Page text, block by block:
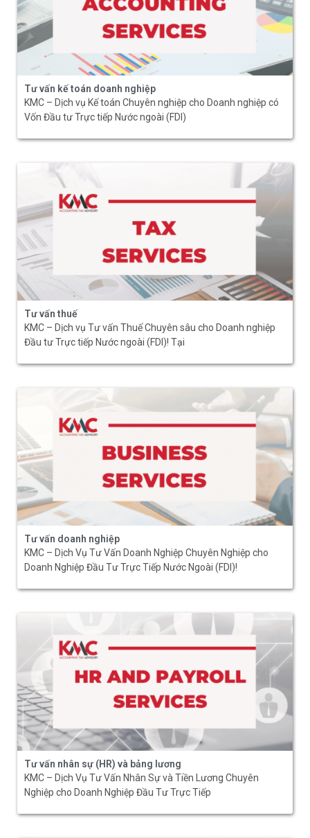
Tư vấn kế toán doanh nghiệp
KMC – Dịch vụ Kế toán Chuyên nghiệp cho Doanh nghiệp có
Vốn Đầu tư Trực tiếp Nước ngoài (FDI)
Tư vấn thuế
KMC – Dịch vụ Tư vấn Thuế Chuyên sâu cho Doanh nghiệp
Đầu tư Trực tiếp Nước ngoài (FDI)! Tại
Tư vấn doanh nghiệp
KMC – Dịch Vụ Tư Vấn Doanh Nghiệp Chuyên Nghiệp cho
Doanh Nghiệp Đầu Tư Trực Tiếp Nước Ngoài (FDI)!
Tư vấn nhân sự (HR) và bảng lương
KMC – Dịch Vụ Tư Vấn Nhân Sự và Tiền Lương Chuyên
Nghiệp cho Doanh Nghiệp Đầu Tư Trực Tiếp